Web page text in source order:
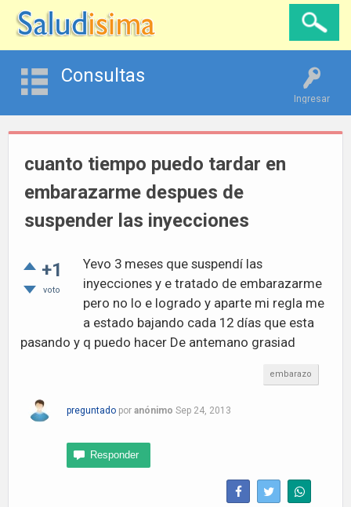
Ingresar
Consultas
cuanto tiempo puedo tardar en
embarazarme despues de
suspender las inyecciones
+1
voto
Yevo 3 meses que suspendí las
inyecciones y e tratado de embarazarme
pero no lo e logrado y aparte mi regla me
a estado bajando cada 12 días que esta
pasando y q puedo hacer De antemano grasiad
embarazo
preguntado por anónimo Sep 24, 2013